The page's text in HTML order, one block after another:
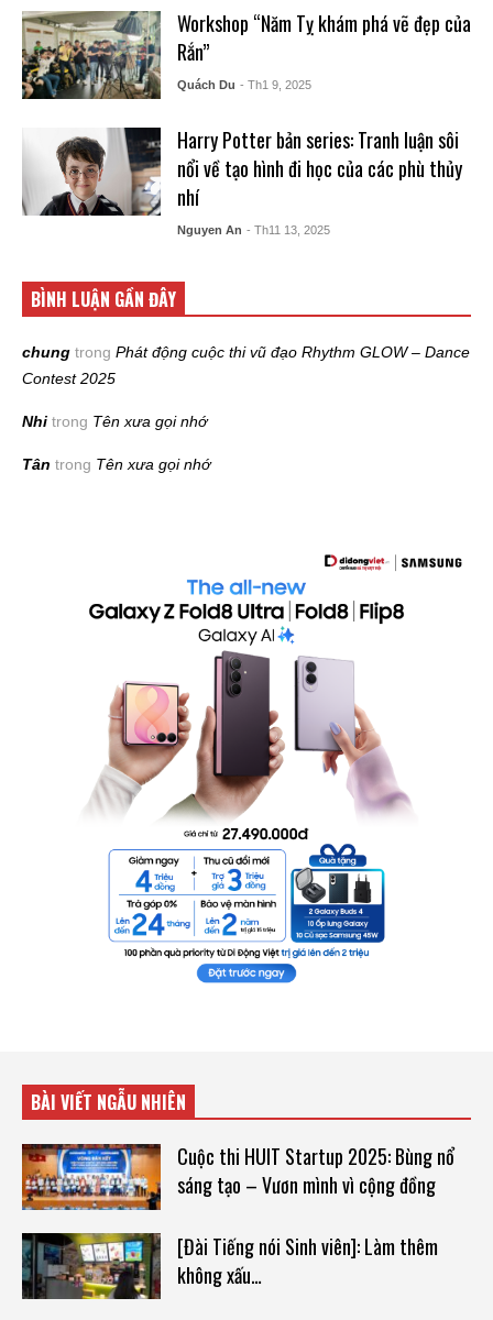
Workshop “Năm Tỵ khám phá vẽ đẹp của
Rắn”
Quách Du - Th1 9, 2025
Harry Potter bản series: Tranh luận sôi
nổi về tạo hình đi học của các phù thủy
nhí
Nguyen An - Th11 13, 2025
BÌNH LUẬN GẦN ĐÂY
chung trong Phát động cuộc thi vũ đạo Rhythm GLOW – Dance
Contest 2025
Nhi trong Tên xưa gọi nhớ
Tân trong Tên xưa gọi nhớ
BÀI VIẾT NGẪU NHIÊN
Cuộc thi HUIT Startup 2025: Bùng nổ
sáng tạo – Vươn mình vì cộng đồng
[Đài Tiếng nói Sinh viên]: Làm thêm
không xấu…